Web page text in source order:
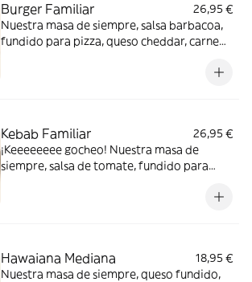
Burger Familiar
26,95 €
Nuestra masa de siempre, salsa barbacoa,
fundido para pizza, queso cheddar, carne
Kebab Familiar
26,95 €
¡Keeeeeeee gocheo! Nuestra masa de
siempre, salsa de tomate, fundido para
Hawaiana Mediana
18,95 €
Nuestra masa de siempre, queso fundido,